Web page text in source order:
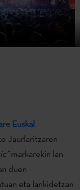
Euskal
Jaurlaritzaren
markarekin lan
duen
eta lankidetzan